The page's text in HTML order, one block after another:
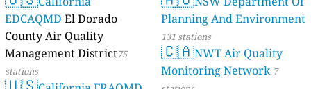
EDCAQMD El Dorado
County Air Quality
Management District75
stations
Planning And Environment
131 stations
🇨🇦NWT Air Quality
Monitoring Network 7